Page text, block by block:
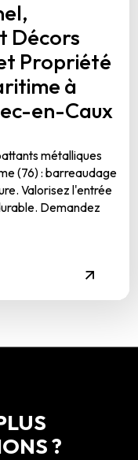
Décors
Propriété
à
en-Caux
métalliques
(76) : barreaudage
Valorisez l'entrée
Demandez
?